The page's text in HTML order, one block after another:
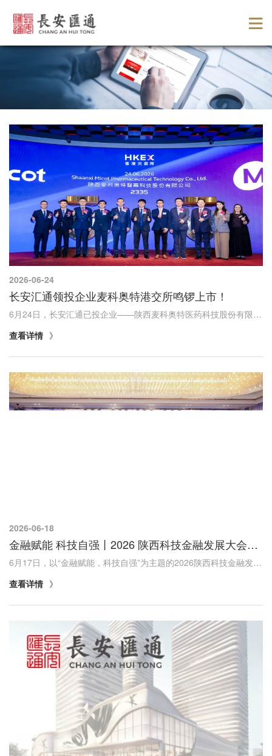
2026-06-24
长安汇通领投企业麦科奥特港交所鸣锣上市！
6月24日，长安汇通已投企业——陕西麦科奥特医药科技股份有限公司（股票简称：麦科医药-B，股票代码：2335.HK）正式在港交所主板挂牌上市，计划以每股18.2港元，发行5805万股，拟募资10.6亿港元；今日盘中，每股突破37港元，较发行价大涨103%，市值突破1...
查看详情
2026-06-18
金融赋能 科技自强丨2026 陕西科技金融发展大会精彩回顾
6月17日，以“金融赋能，科技自强”为主题的2026陕西科技金融发展大会在西安举办。省委常委、省委秘书长李钧、全国社保基金理事会副理事长赵军、中国银行副行长杨军出席并致辞。会上发布了《陕西省科技金融五项机制改革典型案例》《2026年度省级上市后备...
查看详情